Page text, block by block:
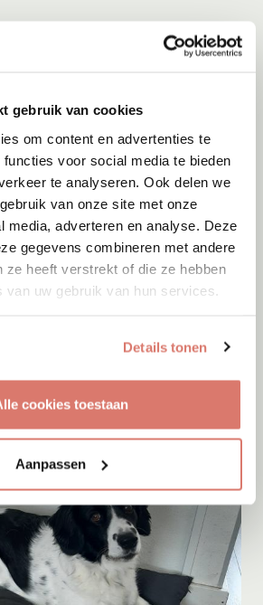
gebruik van cookies
om content en advertenties te
voor social media te bieden
te analyseren. Ook delen we
van onze site met onze
media, adverteren en analyse. Deze
gegevens combineren met andere
ze heeft verstrekt of die ze hebben
uw gebruik van hun services.
Details tonen
cookies toestaan
Aanpassen